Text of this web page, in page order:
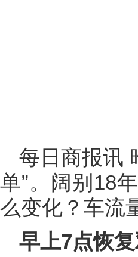
每日商报讯
单”。阔别18
么变化？车流
早上7点恢